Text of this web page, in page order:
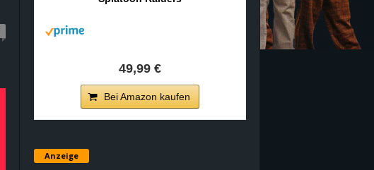
49,99 €
Bei Amazon kaufen
Anzeige